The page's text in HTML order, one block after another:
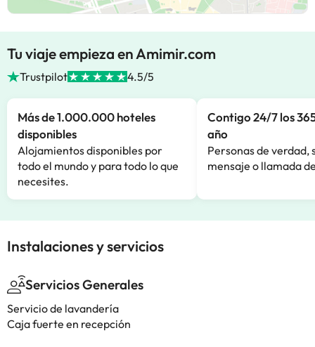
Tu viaje empieza en Amimir.com
Trustpilot 4.5/5
Más de 1.000.000 hoteles
disponibles
Alojamientos disponibles por
todo el mundo y para todo lo que
necesites.
Contigo 24/7 los
año
Personas de verdad,
mensaje o llamada
Instalaciones y servicios
Servicios Generales
Servicio de lavandería
Caja fuerte en recepción